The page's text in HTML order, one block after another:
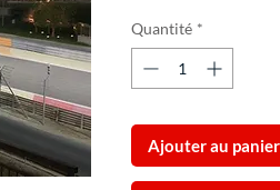
Quantité *
Ajouter au panier